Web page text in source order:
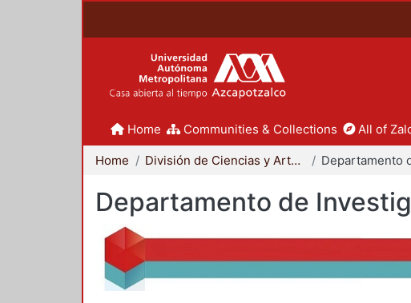
Home Communities & Collections All of
Home División de Ciencias y Artes para el Diseño
Departamento de